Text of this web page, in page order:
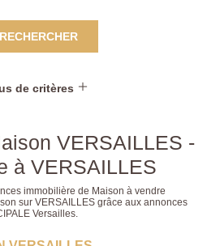
RECHERCHER
de critères
VERSAILLES -
à VERSAILLES
immobilière de Maison à vendre
sur VERSAILLES grâce aux annonces
Versailles.